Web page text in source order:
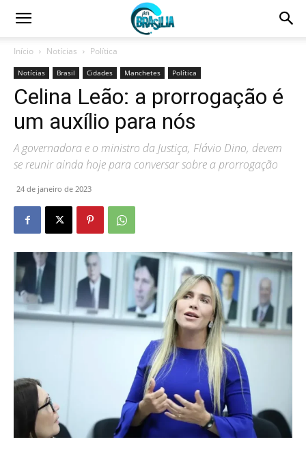
Início Notícias Política
Notícias Brasil Cidades Manchetes Política
Celina Leão: a prorrogação é
um auxílio para nós
A governadora e o ministro da Justiça, Flávio Dino, devem
se reunir ainda hoje para conversar sobre a prorrogação
24 de janeiro de 2023